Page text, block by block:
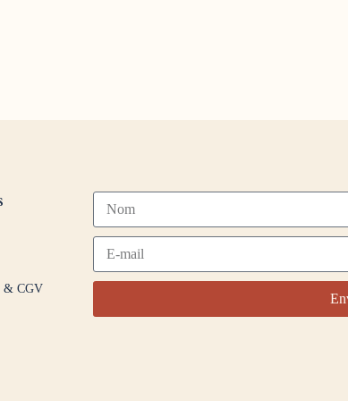
& CGV